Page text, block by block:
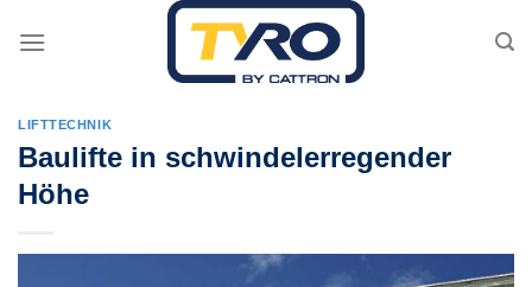
LIFTTECHNIK
Baulifte in schwindelerregender
Höhe